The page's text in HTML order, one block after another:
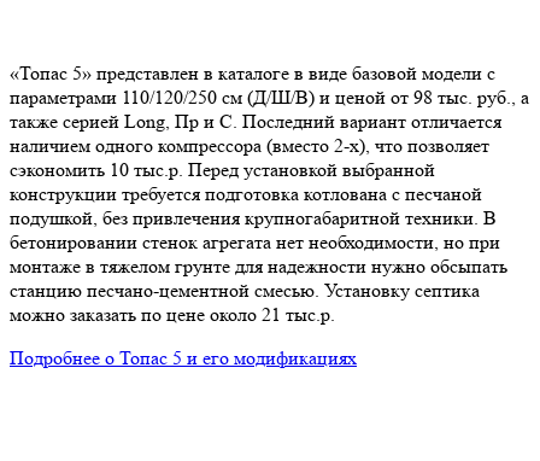
«Топас 5» представлен в каталоге в виде базовой модели с
параметрами 110/120/250 см (Д/Ш/В) и ценой от 98 тыс. руб., а
также серией Long, Пр и С. Последний вариант отличается
наличием одного компрессора (вместо 2-х), что позволяет
сэкономить 10 тыс.р. Перед установкой выбранной
конструкции требуется подготовка котлована с песчаной
подушкой, без привлечения крупногабаритной техники. В
бетонировании стенок агрегата нет необходимости, но при
монтаже в тяжелом грунте для надежности нужно обсыпать
станцию песчано-цементной смесью. Установку септика
можно заказать по цене около 21 тыс.р.
Подробнее о Топас 5 и его модификациях